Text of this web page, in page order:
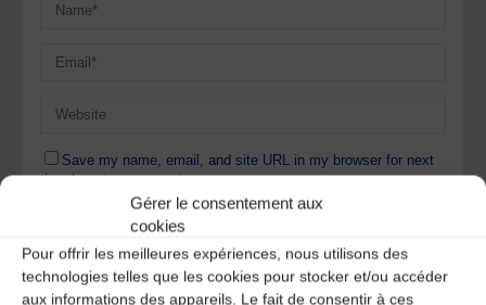
Gérer le consentement aux
cookies
Pour offrir les meilleures expériences, nous utilisons des
technologies telles que les cookies pour stocker et/ou accéder
aux informations des appareils. Le fait de consentir à ces
Save my name, email, and site URL in my browser for next
time I post a comment.
Ce site utilise Akismet pour réduire les indésirables.En
savoir plus sur la façon dont les données de vos